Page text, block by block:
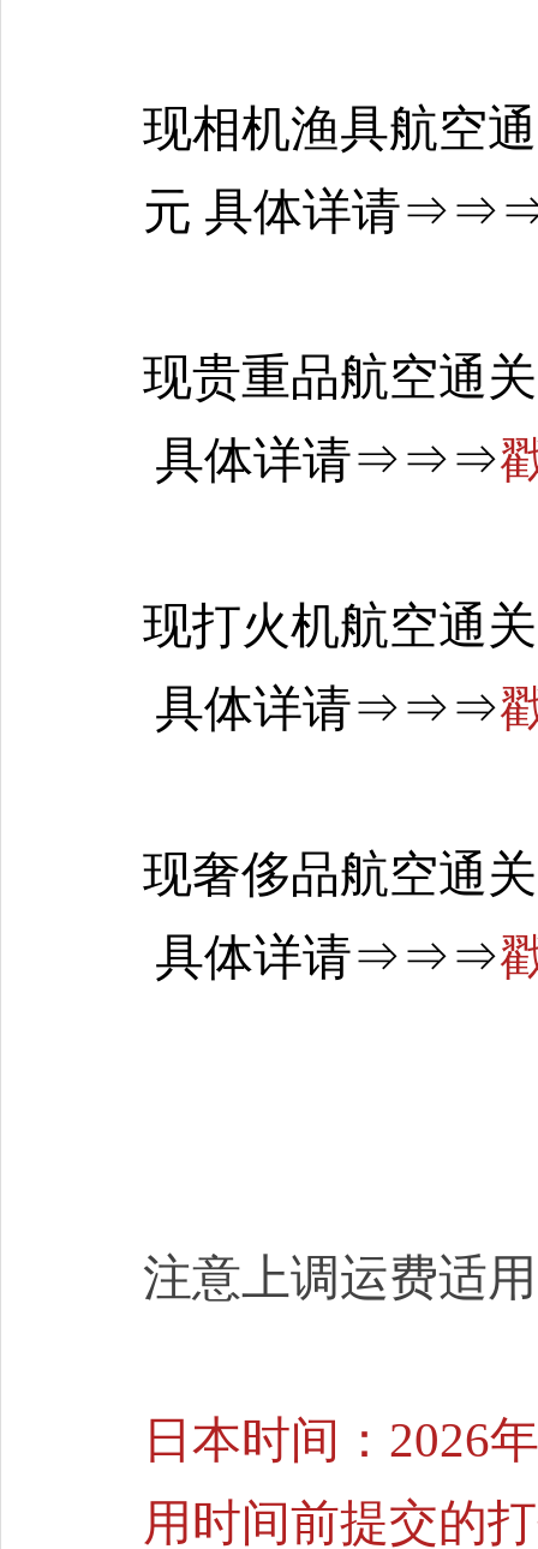
现相机渔具航空
元 具体详请⇒⇒
现贵重品航空通
具体详请⇒⇒⇒
现打火机航空通关
具体详请⇒⇒⇒
现奢侈品航空通
具体详请⇒⇒⇒
注意上调运费适
日本时间：2026
用时间前提交的